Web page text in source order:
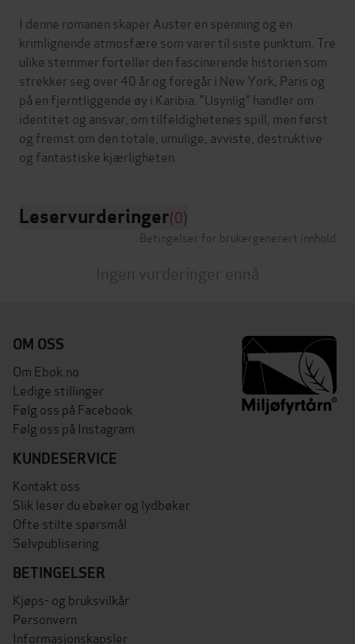
I denne romanen skaper Auster en spenning og en
krimlignende atmosfære som varer til siste punktum. Tre
ulike stemmer forteller den fascinerende historien som
strekker seg over 40 år og foregår i New York, Paris og
på en fjerntliggende øy i Karibia. "Usynlig" handler om
identitet og ansvar, om tilfeldighetenes spill, men først
og fremst om den totale, umulige, avviste, destruktive
Leservurderinger(0)
Betingelser for brukergenerert innhold
Ingen vurderinger ennå
OM OSS
Om Ebok.no
Ledige stillinger
Følg oss på Facebook
Følg oss på Instagram
KUNDESERVICE
Kontakt oss
Slik leser du ebøker og lydbøker
Ofte stilte spørsmål
Selvpublisering
BETINGELSER
Kjøps- og bruksvilkår
Personvern
Informasjonskapsler